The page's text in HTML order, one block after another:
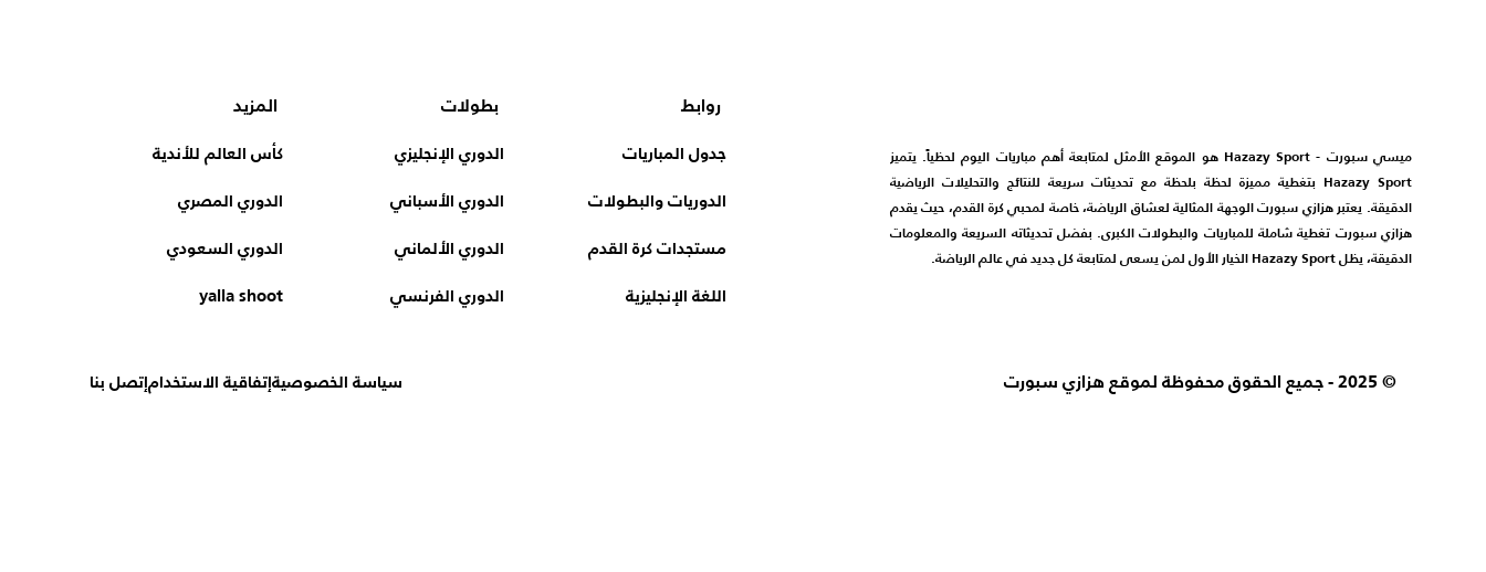
ميسي سبورت - Hazazy Sport هو الموقع الأمثل لمتابعة أهم مباريات اليوم لحظياً. يتميز
Hazazy Sport بتغطية مميزة لحظة بلحظة مع تحديثات سريعة للنتائج والتحليلات الرياضية
الدقيقة. يعتبر هزازي سبورت الوجهة المثالية لعشاق الرياضة، خاصة لمحبي كرة القدم، حيث يقدم
هزازي سبورت تغطية شاملة للمباريات والبطولات الكبرى. بفضل تحديثاته السريعة والمعلومات
الدقيقة، يظل Hazazy Sport الخيار الأول لمن يسعى لمتابعة كل جديد في عالم الرياضة.
روابط
جدول المباريات
الدوريات والبطولات
مستجدات كرة القدم
اللغة الإنجليزية
بطولات
الدوري الإنجليزي
الدوري الأسباني
الدوري الألماني
الدوري الفرنسي
المزيد
كأس العالم للأندية
الدوري المصري
الدوري السعودي
yalla shoot
© 2025 - جميع الحقوق محفوظة لموقع هزازي سبورت سياسة الخصوصيةإتفاقية الاستخدامإتصل بنا